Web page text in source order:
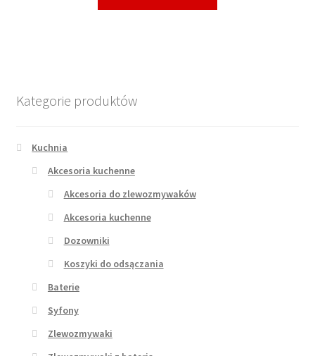
Kategorie produktów
Kuchnia
Akcesoria kuchenne
Akcesoria do zlewozmywaków
Akcesoria kuchenne
Dozowniki
Koszyki do odsączania
Baterie
Syfony
Zlewozmywaki